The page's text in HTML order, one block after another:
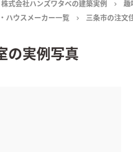
株式会社ハンズワタベの建築実例
趣
ハウスメーカー一覧 三条市の注文
の実例写真